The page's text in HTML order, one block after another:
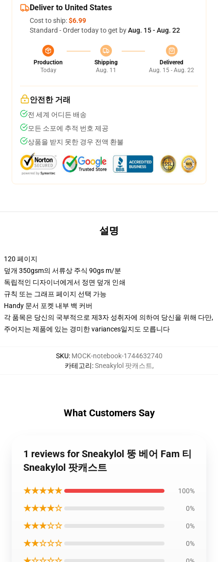
Deliver to United States
Cost to ship:$6.99
Standard - Order today to get byAug. 15 - Aug. 22
Production
Today
Shipping
Aug. 11
Delivered
Aug. 15 - Aug. 22
안전한 거래
전 세계 어디든 배송
모든 소포에 추적 번호 제공
상품을 받지 못한 경우 전액 환불
설명
120 페이지
덮개 350gsm의 서류상 주식 90gs m/분
독립적인 디자이너에게서 정면 덮개 인쇄
규칙 또는 그래프 페이지 선택 가능
Handy 문서 포켓 내부 백 커버
각 품목은 당신의 국부적으로 제3자 성취자에 의하여 당신을 위해 다만,
주어지는 제품에 있는 경미한 variances일지도 모릅니다
SKU: MOCK-notebook-1744632740
카테고리:Sneakylol 팟캐스트,
What Customers Say
1 reviews for Sneakylol 뚱 베어 Fam 티
Sneakylol 팟캐스트
★★★★★ 100%
★★★★☆ 0%
★★★☆☆ 0%
★★☆☆☆ 0%